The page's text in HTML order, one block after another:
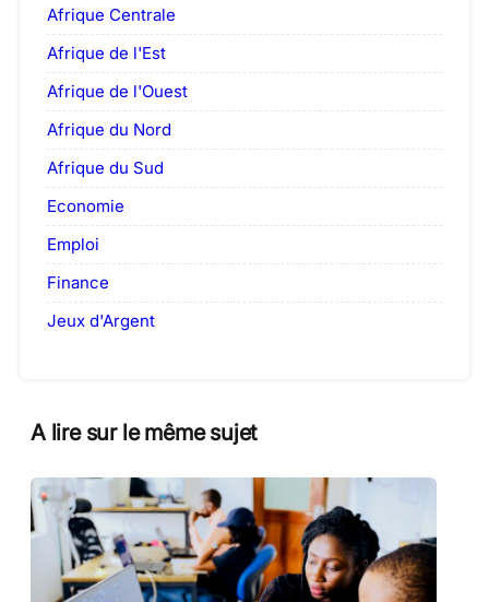
Afrique Centrale
Afrique de l'Est
Afrique de l'Ouest
Afrique du Nord
Afrique du Sud
Economie
Emploi
Finance
Jeux d'Argent
A lire sur le même sujet